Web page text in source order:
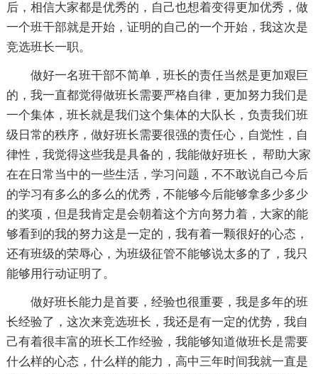
后，相信大家都是优秀的，自己也想着变得更加优秀，做
一个班干部就是开始，证明的自己的一个开始，我这次是
竞选班长一职。
做好一名班干部不简单，班长的责任当然是更加艰巨
的，我一直都觉得做班长需要严格自律，更加努力我们是
一个集体，班长就是我们这个集体的大队长，负责我们班
级日常的秩序，做好班长需要很强的责任心，自觉性，自
律性，我觉得这些我是具备的，我能做好班长， 帮助大家
在在日常当中的一些生活，学习问题，不不敢说自己今后
的学习有多么的多么的优秀，不能够今后能够拿多少多少
的奖项，但是我肯定是会朝着这个方向努力着，大家的能
够看到的我的努力这是一定的，我有着一颗很好的心态，
还有班级的荣辱心，为班级征管不能够说太多的了，我只
能够用行动证明了。
做好班长能力是首要，经验也很重要，我是多年的班
长经验了，这次来竞选班长，我还是有一定的优势，我自
己有着很丰富的班长工作经验，我能够知道做班长是需要
什么样的心态，什么样的能力，高中三年时间我就一直是